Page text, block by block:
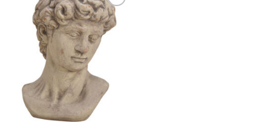
Add to